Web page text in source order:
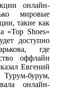
онлайн-
мировые
такие как
«Top Shoes»
доступно
где
оффлайн
Евгений
бурум,
онлайн-